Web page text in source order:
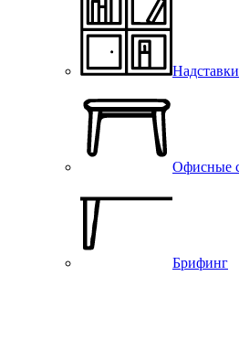
Надставки
Офисные
Брифинг